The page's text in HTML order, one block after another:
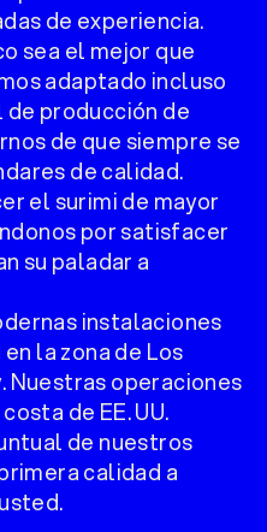
de experiencia.
sea el mejor que
adaptado incluso
producción de
de que siempre se
de calidad.
el surimi de mayor
por satisfacer
su paladar a
instalaciones
la zona de Los
Nuestras operaciones
de EE. UU.
de nuestros
calidad a